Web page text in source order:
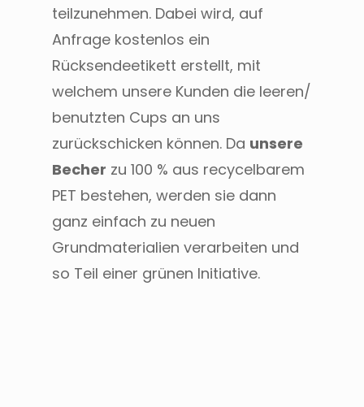
teilzunehmen. Dabei wird, auf
Anfrage kostenlos ein
Rücksendeetikett erstellt, mit
welchem unsere Kunden die leeren/
benutzten Cups an uns
zurückschicken können. Da unsere
Becher zu 100 % aus recycelbarem
PET bestehen, werden sie dann
ganz einfach zu neuen
Grundmaterialien verarbeiten und
so Teil einer grünen Initiative.